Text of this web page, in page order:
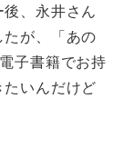
、永井さん
が、「あの
子書籍でお持
いんだけど